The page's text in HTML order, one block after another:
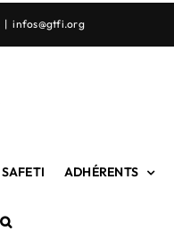
| infos@gtfi.org
SAFETI ADHÉRENTS